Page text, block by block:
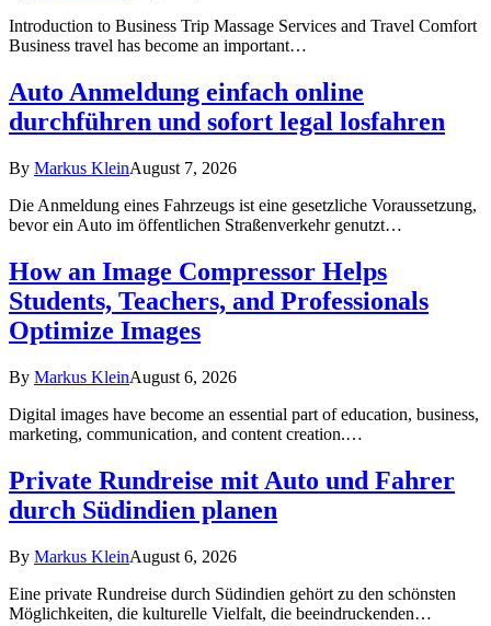
Introduction to Business Trip Massage Services and Travel Comfort
Business travel has become an important…
Auto Anmeldung einfach online
durchführen und sofort legal losfahren
By Markus KleinAugust 7, 2026
Die Anmeldung eines Fahrzeugs ist eine gesetzliche Voraussetzung,
bevor ein Auto im öffentlichen Straßenverkehr genutzt…
How an Image Compressor Helps
Students, Teachers, and Professionals
Optimize Images
By Markus KleinAugust 6, 2026
Digital images have become an essential part of education, business,
marketing, communication, and content creation.…
Private Rundreise mit Auto und Fahrer
durch Südindien planen
By Markus KleinAugust 6, 2026
Eine private Rundreise durch Südindien gehört zu den schönsten
Möglichkeiten, die kulturelle Vielfalt, die beeindruckenden…